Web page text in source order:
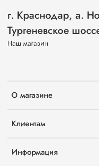
О магазине
Клиентам
Информация
г. Краснодар, а.
Тургеневское
Наш магазин